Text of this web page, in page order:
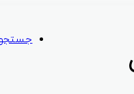
جستجو